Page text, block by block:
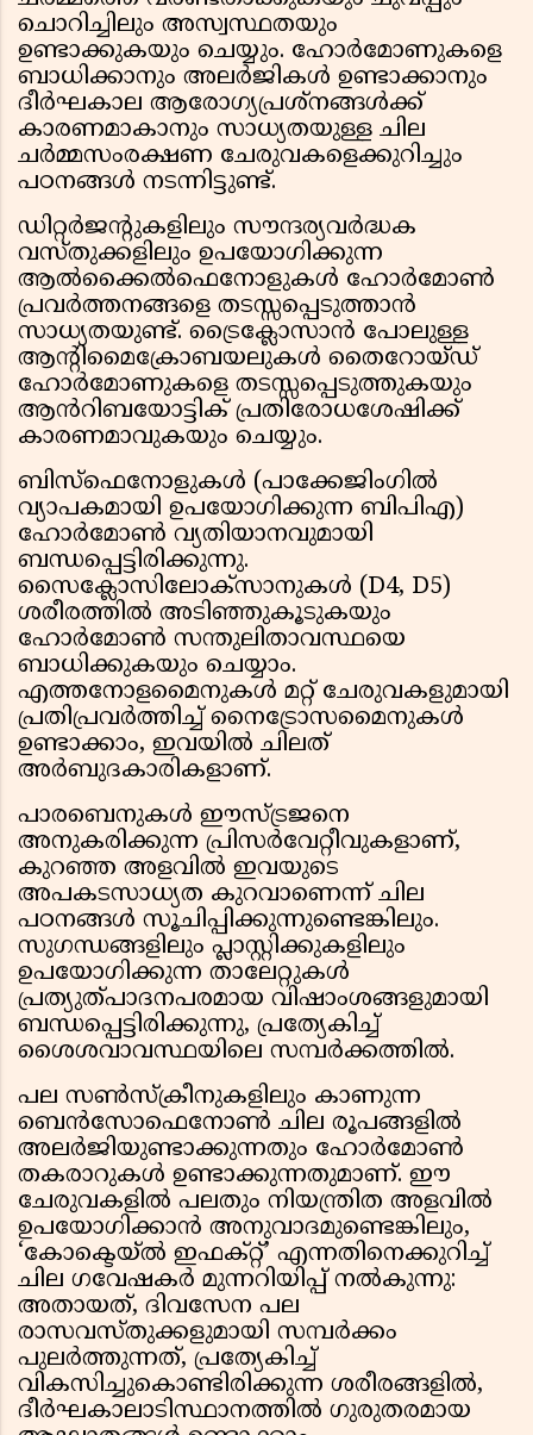
ചൊറിച്ചിലും അസ്വസ്ഥതയും
ഉണ്ടാക്കുകയും ചെയ്യും. ഹോർമോണുകളെ
ബാധിക്കാനും അലർജികൾ ഉണ്ടാക്കാനും
ദീർഘകാല ആരോഗ്യപ്രശ്നങ്ങൾക്ക്
കാരണമാകാനും സാധ്യതയുള്ള ചില
ചർമ്മസംരക്ഷണ ചേരുവകളെക്കുറിച്ചും
പഠനങ്ങൾ നടന്നിട്ടുണ്ട്.
ഡിറ്റർജന്റുകളിലും സൗന്ദര്യവർദ്ധക
വസ്തുക്കളിലും ഉപയോഗിക്കുന്ന
ആൽക്കൈൽഫെനോളുകൾ ഹോർമോൺ
പ്രവർത്തനങ്ങളെ തടസ്സപ്പെടുത്താൻ
സാധ്യതയുണ്ട്. ട്രൈക്ലോസാൻ പോലുള്ള
ആന്റിമൈക്രോബയലുകൾ തൈറോയ്ഡ്
ഹോർമോണുകളെ തടസ്സപ്പെടുത്തുകയും
ആൻറിബയോട്ടിക് പ്രതിരോധശേഷിക്ക്
കാരണമാവുകയും ചെയ്യും.
ബിസ്ഫെനോളുകൾ (പാക്കേജിംഗിൽ
വ്യാപകമായി ഉപയോഗിക്കുന്ന ബിപിഎ)
ഹോർമോൺ വ്യതിയാനവുമായി
ബന്ധപ്പെട്ടിരിക്കുന്നു.
സൈക്ലോസിലോക്സാനുകൾ (D4, D5)
ശരീരത്തിൽ അടിഞ്ഞുകൂടുകയും
ഹോർമോൺ സന്തുലിതാവസ്ഥയെ
ബാധിക്കുകയും ചെയ്യാം.
എത്തനോളമൈനുകൾ മറ്റ് ചേരുവകളുമായി
പ്രതിപ്രവർത്തിച്ച് നൈട്രോസമൈനുകൾ
ഉണ്ടാക്കാം, ഇവയിൽ ചിലത്
അർബുദകാരികളാണ്.
പാരബെനുകൾ ഈസ്ട്രജനെ
അനുകരിക്കുന്ന പ്രിസർവേറ്റീവുകളാണ്,
കുറഞ്ഞ അളവിൽ ഇവയുടെ
അപകടസാധ്യത കുറവാണെന്ന് ചില
പഠനങ്ങൾ സൂചിപ്പിക്കുന്നുണ്ടെങ്കിലും.
സുഗന്ധങ്ങളിലും പ്ലാസ്റ്റിക്കുകളിലും
ഉപയോഗിക്കുന്ന താലേറ്റുകൾ
പ്രത്യുത്പാദനപരമായ വിഷാംശങ്ങളുമായി
ബന്ധപ്പെട്ടിരിക്കുന്നു, പ്രത്യേകിച്ച്
ശൈശവാവസ്ഥയിലെ സമ്പർക്കത്തിൽ.
പല സൺസ്ക്രീനുകളിലും കാണുന്ന
ബെൻസോഫെനോൺ ചില രൂപങ്ങളിൽ
അലർജിയുണ്ടാക്കുന്നതും ഹോർമോൺ
തകരാറുകൾ ഉണ്ടാക്കുന്നതുമാണ്. ഈ
ചേരുവകളിൽ പലതും നിയന്ത്രിത അളവിൽ
ഉപയോഗിക്കാൻ അനുവാദമുണ്ടെങ്കിലും,
‘കോക്ടെയ്ൽ ഇഫക്റ്റ്’ എന്നതിനെക്കുറിച്ച്
ചില ഗവേഷകർ മുന്നറിയിപ്പ് നൽകുന്നു:
അതായത്, ദിവസേന പല
രാസവസ്തുക്കളുമായി സമ്പർക്കം
പുലർത്തുന്നത്, പ്രത്യേകിച്ച്
വികസിച്ചുകൊണ്ടിരിക്കുന്ന ശരീരങ്ങളിൽ,
ദീർഘകാലാടിസ്ഥാനത്തിൽ ഗുരുതരമായ